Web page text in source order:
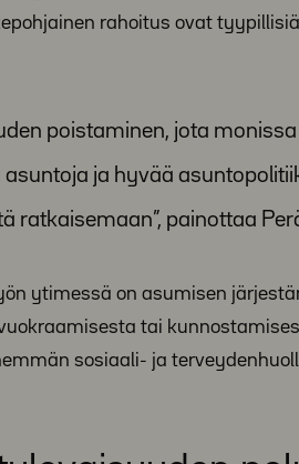
rahoitus ovat tyypillisiä
poistaminen, jota monissa
ja hyvää
ratkaisemaan”, painottaa
ytimessä on asumisen
tai
sosiaali- ja